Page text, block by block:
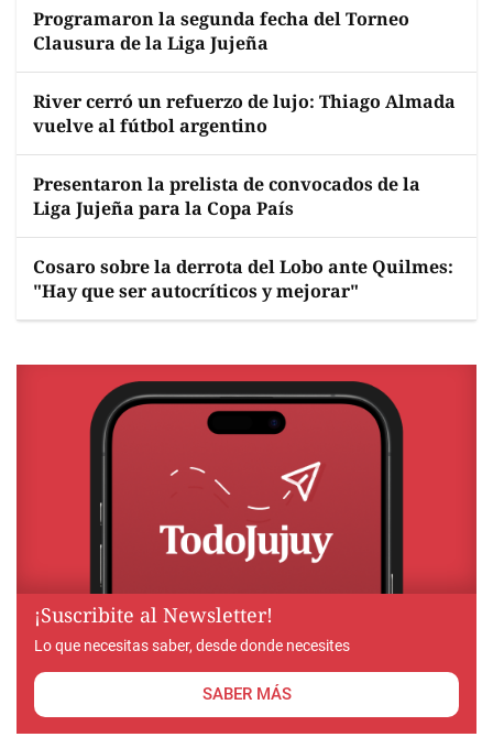
Programaron la segunda fecha del Torneo
Clausura de la Liga Jujeña
River cerró un refuerzo de lujo: Thiago Almada
vuelve al fútbol argentino
Presentaron la prelista de convocados de la
Liga Jujeña para la Copa País
Cosaro sobre la derrota del Lobo ante Quilmes:
"Hay que ser autocríticos y mejorar"
¡Suscribite al Newsletter!
Lo que necesitas saber, desde donde necesites
SABER MÁS